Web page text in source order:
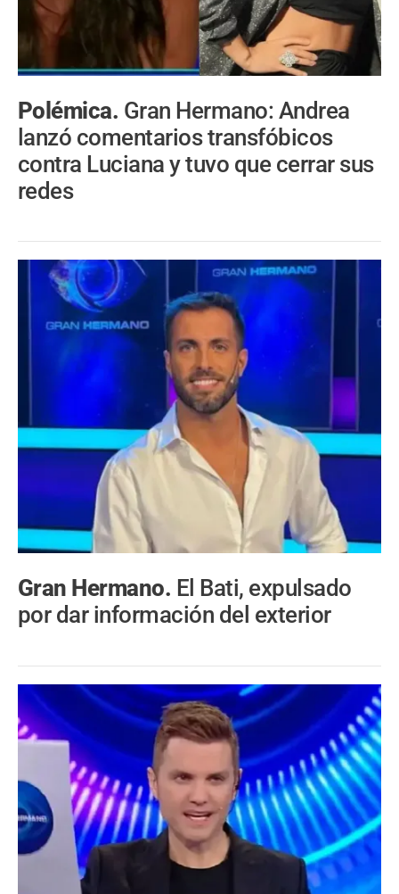
Polémica. Gran Hermano: Andrea
lanzó comentarios transfóbicos
contra Luciana y tuvo que cerrar sus
redes
Gran Hermano. El Bati, expulsado
por dar información del exterior